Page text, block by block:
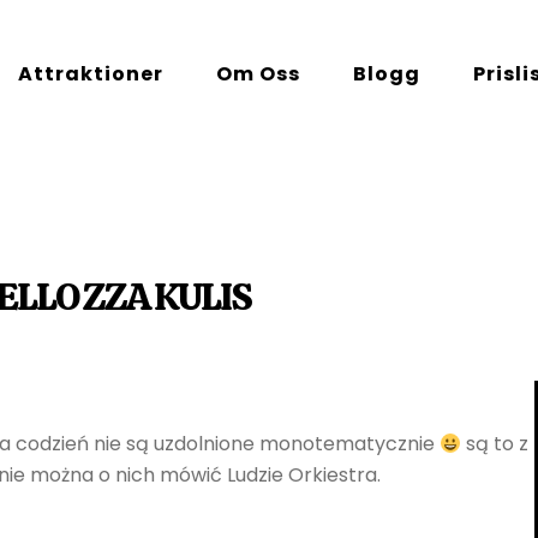
Attraktioner Om Oss Blogg
ZZA KULIS
codzień nie są uzdolnione monotematycznie
są to z
można o nich mówić Ludzie Orkiestra.